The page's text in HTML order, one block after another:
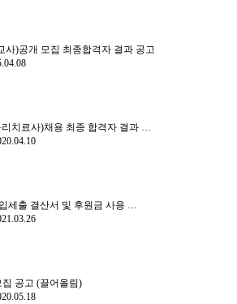
사)공개 모집 최종합격자 결과 공고
치료사)채용 최종 합격자 결과 …
세출 결산서 및 후원금 사용 …
공고 (끌어올림)